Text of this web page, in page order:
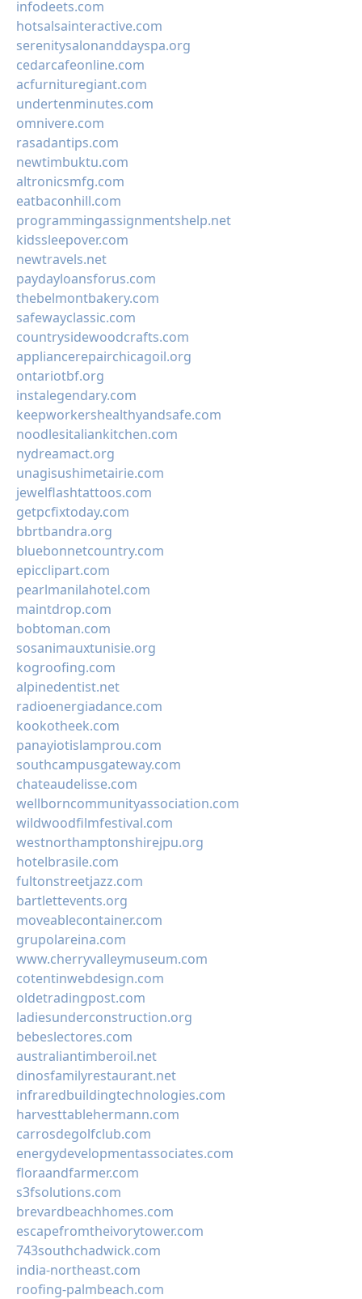
infodeets.com
hotsalsainteractive.com
serenitysalonanddayspa.org
cedarcafeonline.com
acfurnituregiant.com
undertenminutes.com
omnivere.com
rasadantips.com
newtimbuktu.com
altronicsmfg.com
eatbaconhill.com
programmingassignmentshelp.net
kidssleepover.com
newtravels.net
paydayloansforus.com
thebelmontbakery.com
safewayclassic.com
countrysidewoodcrafts.com
appliancerepairchicagoil.org
ontariotbf.org
instalegendary.com
keepworkershealthyandsafe.com
noodlesitaliankitchen.com
nydreamact.org
unagisushimetairie.com
jewelflashtattoos.com
getpcfixtoday.com
bbrtbandra.org
bluebonnetcountry.com
epicclipart.com
pearlmanilahotel.com
maintdrop.com
bobtoman.com
sosanimauxtunisie.org
kogroofing.com
alpinedentist.net
radioenergiadance.com
kookotheek.com
panayiotislamprou.com
southcampusgateway.com
chateaudelisse.com
wellborncommunityassociation.com
wildwoodfilmfestival.com
westnorthamptonshirejpu.org
hotelbrasile.com
fultonstreetjazz.com
bartlettevents.org
moveablecontainer.com
grupolareina.com
www.cherryvalleymuseum.com
cotentinwebdesign.com
oldetradingpost.com
ladiesunderconstruction.org
bebeslectores.com
australiantimberoil.net
dinosfamilyrestaurant.net
infraredbuildingtechnologies.com
harvesttablehermann.com
carrosdegolfclub.com
energydevelopmentassociates.com
floraandfarmer.com
s3fsolutions.com
brevardbeachhomes.com
escapefromtheivorytower.com
743southchadwick.com
india-northeast.com
roofing-palmbeach.com